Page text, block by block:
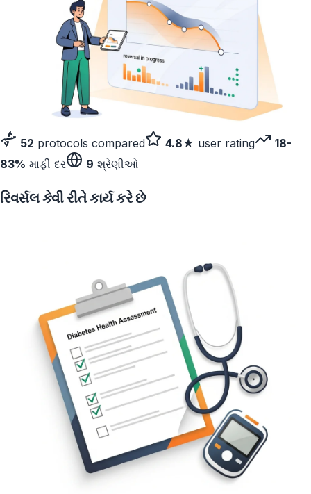
52 protocols compared 4.8★ user rating
18-
83% માફી દર 9 શ્રેણીઓ
રિવર્સલ કેવી રીતે કાર્ય કરે છે